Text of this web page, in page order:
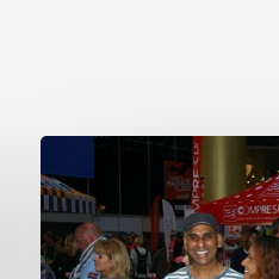
voor
het
startschot